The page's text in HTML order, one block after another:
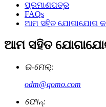
ପ୍ରମାଣପତ୍ର
FAQs
ଆମ ସହିତ ଯୋଗାଯୋଗ
ଆମ ସହିତ
ଇ-ମେଲ୍:
odm@qomo.com
ଫୋନ୍: